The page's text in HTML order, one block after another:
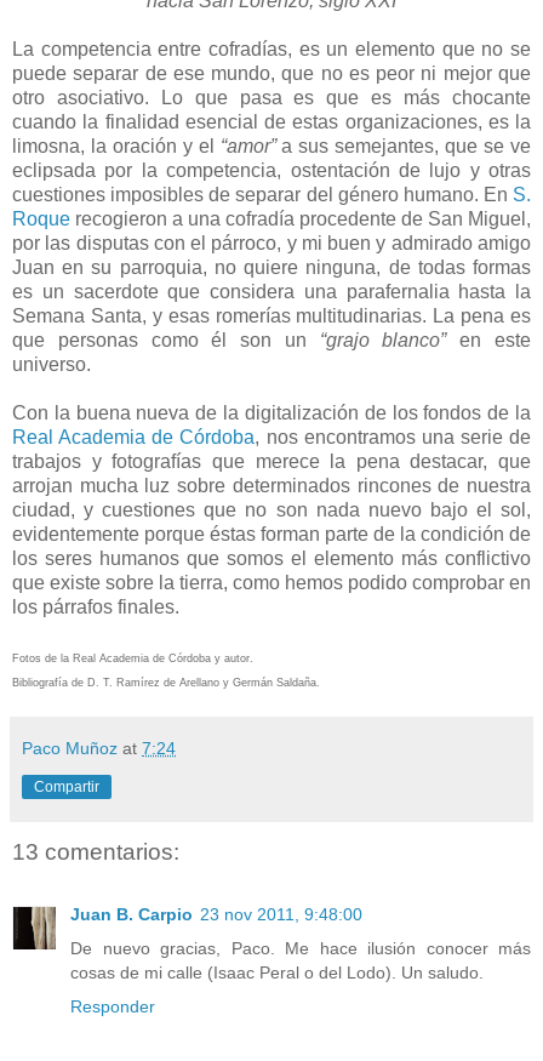
La competencia entre cofradías, es un elemento que no se
puede separar de ese mundo, que no es peor ni mejor que
otro asociativo. Lo que pasa es que es más chocante
cuando la finalidad esencial de estas organizaciones, es la
limosna, la oración y el “amor”a sus semejantes, que se ve
eclipsada por la competencia, ostentación de lujo y otras
cuestiones imposibles de separar del género humano. En S.
Roque recogieron a una cofradía procedente de San Miguel,
por las disputas con el párroco, y mi buen y admirado amigo
Juan en su parroquia, no quiere ninguna, de todas formas
es un sacerdote que considera una parafernalia hasta la
Semana Santa, y esas romerías multitudinarias. La pena es
que personas como él son un “grajo blanco”en este
universo.
Con la buena nueva de la digitalización de los fondos de la
Real Academia de Córdoba, nos encontramos una serie de
trabajos y fotografías que merece la pena destacar, que
arrojan mucha luz sobre determinados rincones de nuestra
ciudad, y cuestiones que no son nada nuevo bajo el sol,
evidentemente porque éstas forman parte de la condición de
los seres humanos que somos el elemento más conflictivo
que existe sobre la tierra, como hemos podido comprobar en
los párrafos finales.
Fotos de la Real Academia de Córdoba y autor.
Bibliografía de D. T. Ramírez de Arellano y Germán Saldaña.
Paco Muñoz at 7:24
Compartir
13 comentarios:
Juan B. Carpio 23 nov 2011, 9:48:00
De nuevo gracias, Paco. Me hace ilusión conocer más
cosas de mi calle (Isaac Peral o del Lodo). Un saludo.
Responder